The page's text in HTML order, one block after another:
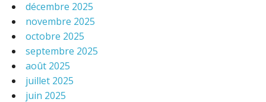
décembre 2025
novembre 2025
octobre 2025
septembre 2025
août 2025
juillet 2025
juin 2025